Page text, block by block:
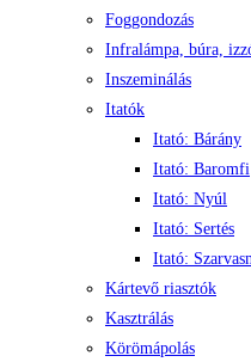
Foggondozás
Infralámpa, búra,
Inszeminálás
Itatók
Itató: Bárány
Itató: Baromfi
Itató: Nyúl
Itató: Sertés
Itató:
Kártevő riasztók
Kasztrálás
Körömápolás